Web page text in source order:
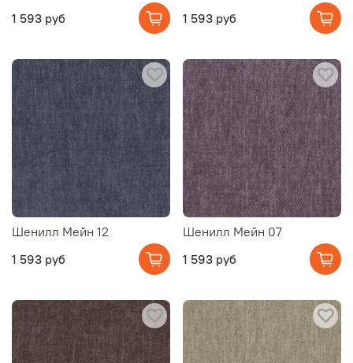
1 593 руб
1 593 руб
Шенилл Мейн 12
1 593 руб
Шенилл Мейн 07
1 593 руб